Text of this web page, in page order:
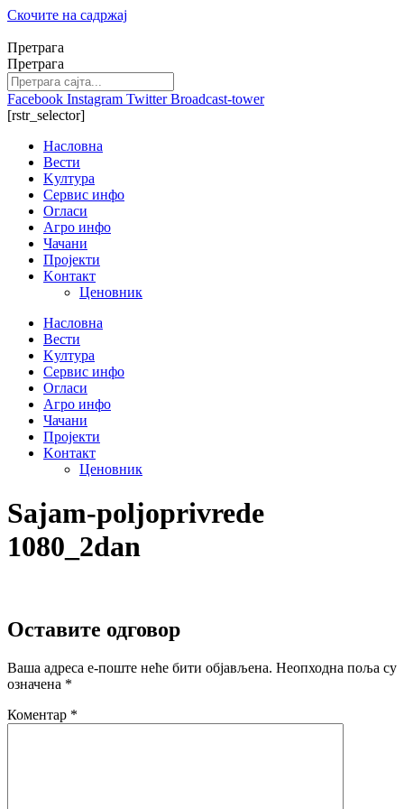
Скочите на садржај
Претрага
Претрага
Facebook Instagram Twitter Broadcast-tower
[rstr_selector]
Насловна
Вести
Kултура
Сервис инфо
Огласи
Агро инфо
Чачани
Пројекти
Kонтакт
Ценовник
Насловна
Вести
Kултура
Сервис инфо
Огласи
Агро инфо
Чачани
Пројекти
Kонтакт
Ценовник
Sajam-poljoprivrede
1080_2dan
Оставите одговор
Ваша адреса е-поште неће бити објављена. Неопходна поља су
означена *
Коментар *